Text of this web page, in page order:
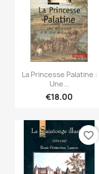
Quick view
La Princesse Palatine :
Une...
€18.00
favorite_border